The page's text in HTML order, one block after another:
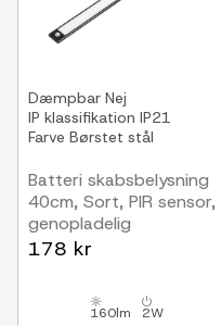
Dæmpbar Nej
IP klassifikation IP21
Farve Børstet stål
Batteri skabsbelysning
40cm, Sort, PIR sensor,
genopladelig
178 kr
160lm 2W